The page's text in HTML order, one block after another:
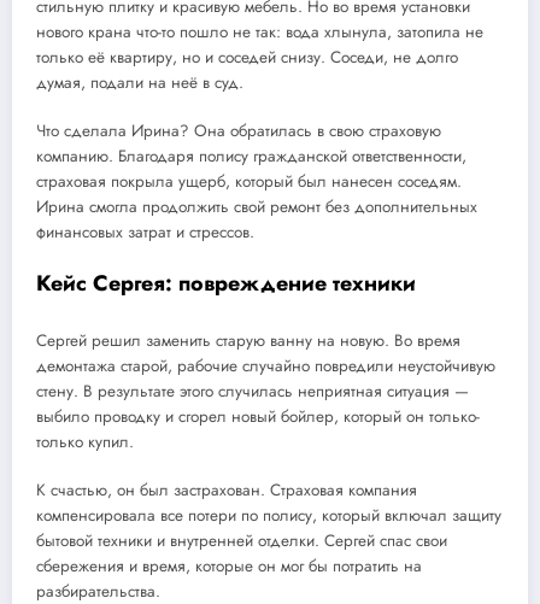
стильную плитку и красивую мебель. Но во время установки
нового крана что-то пошло не так: вода хлынула, затопила не
только её квартиру, но и соседей снизу. Соседи, не долго
думая, подали на неё в суд.
Что сделала Ирина? Она обратилась в свою страховую
компанию. Благодаря полису гражданской ответственности,
страховая покрыла ущерб, который был нанесен соседям.
Ирина смогла продолжить свой ремонт без дополнительных
финансовых затрат и стрессов.
Кейс Сергея: повреждение техники
Сергей решил заменить старую ванну на новую. Во время
демонтажа старой, рабочие случайно повредили неустойчивую
стену. В результате этого случилась неприятная ситуация —
выбило проводку и сгорел новый бойлер, который он только-
только купил.
К счастью, он был застрахован. Страховая компания
компенсировала все потери по полису, который включал защиту
бытовой техники и внутренней отделки. Сергей спас свои
сбережения и время, которые он мог бы потратить на
разбирательства.